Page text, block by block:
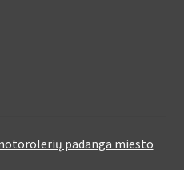
padanga miesto